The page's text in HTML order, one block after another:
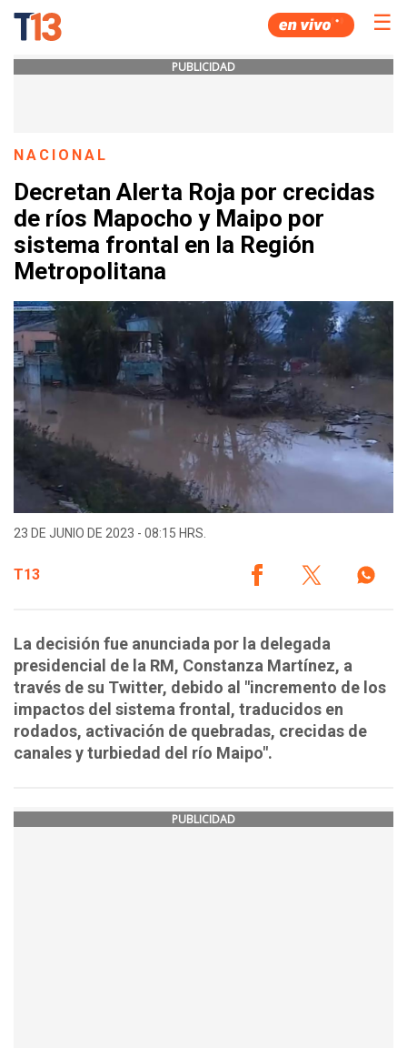
☰
PUBLICIDAD
NACIONAL
Decretan Alerta Roja por crecidas
de ríos Mapocho y Maipo por
sistema frontal en la Región
Metropolitana
23 DE JUNIO DE 2023 - 08:15 HRS.
T13
La decisión fue anunciada por la delegada
presidencial de la RM, Constanza Martínez, a
través de su Twitter, debido al "incremento de los
impactos del sistema frontal, traducidos en
rodados, activación de quebradas, crecidas de
canales y turbiedad del río Maipo".
PUBLICIDAD